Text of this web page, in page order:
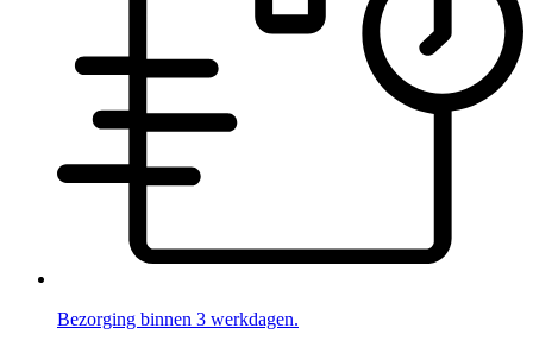
Bezorging binnen 3 werkdagen.